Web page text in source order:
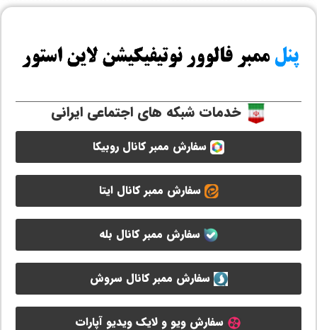
خدمات شبکه های اجتماعی ایرانی
سفارش ممبر کانال روبیکا
سفارش ممبر کانال ایتا
سفارش ممبر کانال بله
سفارش ممبر کانال سروش
سفارش ویو و لایک ویدیو آپارات